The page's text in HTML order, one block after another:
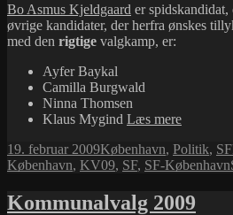
Bo Asmus Kjeldgaard er
øvrige kandidater, der herfra ønskes
med den rigtige valgkamp, er:
Ayfer Baykal
Camilla Burgwald
Ninna Thomsen
Klaus Mygind Læs mereSF-
klar
Udgivet
i
19. februar 2009Kategorier
København, Politik, SF
København, KV09, SF, SF-København
Kommunalvalg 2009